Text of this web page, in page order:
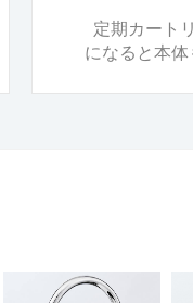
定期カート
になると本体